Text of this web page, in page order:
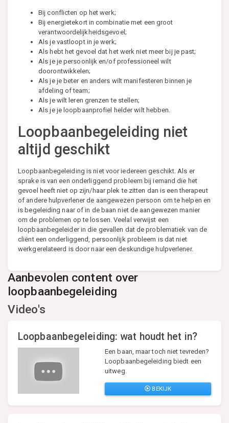
Bij conflicten op het werk;
Bij energietekort in combinatie met een groot
verantwoordelijkheidsgevoel;
Als je vastloopt in je werk;
Als hebt het gevoel dat het werk niet meer bij je past;
Als je je persoonlijk en/of professioneel wilt
doorontwikkelen;
Als je je beter en anders wilt manifesteren binnen je
afdeling of team;
Als je wilt leren grenzen te stellen;
Als je je loopbaanprofiel helder wilt hebben.
Loopbaanbegeleiding niet
altijd geschikt
Loopbaanbegeleiding is niet voor iedereen geschikt. Als er
sprake is van een onderliggend probleem bij iemand die het
gevoel heeft niet op zijn/haar plek te zitten dan is een therapeut
of andere hulpverlener de aangewezen persoon om te helpen en
is begeleiding naar of in de baan niet de aangewezen manier
om de problemen op te lossen. Veelal verwijst een
loopbaanbegeleider in die gevallen dat de problematiek van de
cliënt een onderliggend, persoonlijk probleem is dat niet
werkgerelateerd is door naar een deskundige hulpverlener.
Aanbevolen content over
loopbaanbegeleiding
Video's
Loopbaanbegeleiding: wat houdt het in?
Een baan, maar toch niet tevreden?
Loopbaanbegeleiding biedt een
uitweg.
BEKIJK